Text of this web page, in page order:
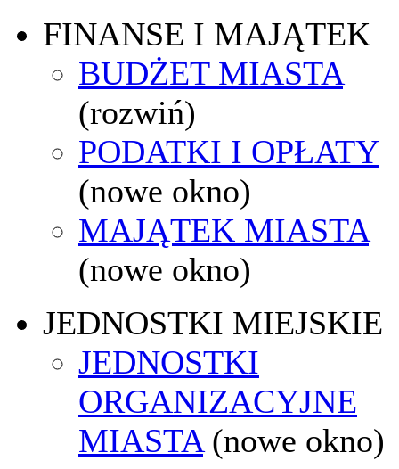
FINANSE I MAJĄTEK
BUDŻET MIASTA
(rozwiń)
PODATKI I OPŁATY
(nowe okno)
MAJĄTEK MIASTA
(nowe okno)
JEDNOSTKI MIEJSKIE
JEDNOSTKI
ORGANIZACYJNE
MIASTA (nowe okno)